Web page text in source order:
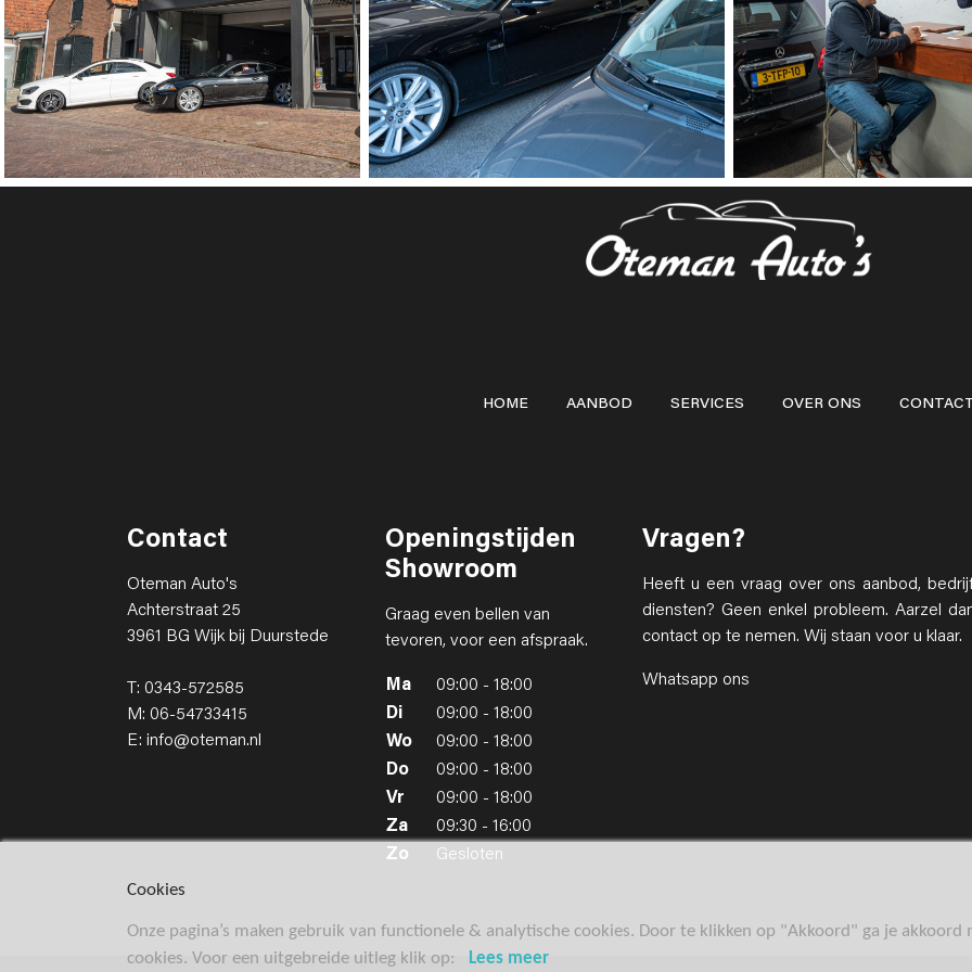
HOME AANBOD SERVICES OVER ONS
Contact
Oteman Auto's
Achterstraat 25
3961 BG Wijk bij Duurstede
T: 0343-572585
M: 06-54733415
E: info@oteman.nl
Openingstijden
Showroom
Graag even bellen van
tevoren, voor een afspraak.
Ma
09:00 - 18:00
Di
09:00 - 18:00
Wo
09:00 - 18:00
Do
09:00 - 18:00
Vr
09:00 - 18:00
Za
09:30 - 16:00
Zo
Gesloten
Vragen?
Heeft u een vraag over ons aanbod,
diensten? Geen enkel probleem. Aarzel
contact op te nemen. Wij staan voor u klaar.
Whatsapp ons
Cookies
Onze pagina’s maken gebruik van functionele & analytische cookies. Door te klikken op "Akkoord" ga je akkoord
cookies. Voor een uitgebreide uitleg klik op:
Lees meer